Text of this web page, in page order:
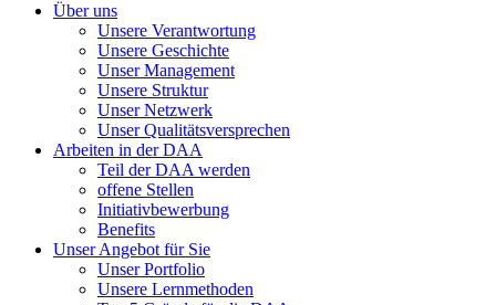
Über uns
Unsere Verantwortung
Unsere Geschichte
Unser Management
Unsere Struktur
Unser Netzwerk
Unser Qualitätsversprechen
Arbeiten in der DAA
Teil der DAA werden
offene Stellen
Initiativbewerbung
Benefits
Unser Angebot für Sie
Unser Portfolio
Unsere Lernmethoden